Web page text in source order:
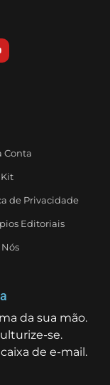
Conta
de Privacidade
Editoriais
da sua mão.
se.
de e-mail.